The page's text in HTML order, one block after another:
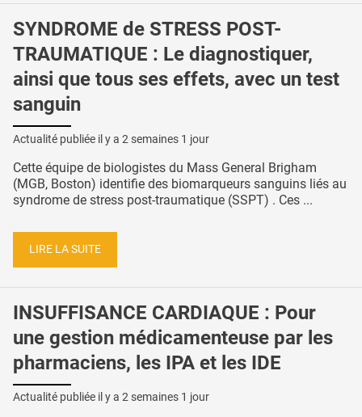
SYNDROME de STRESS POST-
TRAUMATIQUE : Le diagnostiquer,
ainsi que tous ses effets, avec un test
sanguin
Actualité publiée il y a 2 semaines 1 jour
Cette équipe de biologistes du Mass General Brigham
(MGB, Boston) identifie des biomarqueurs sanguins liés au
syndrome de stress post-traumatique (SSPT) . Ces ...
LIRE LA SUITE
INSUFFISANCE CARDIAQUE : Pour
une gestion médicamenteuse par les
pharmaciens, les IPA et les IDE
Actualité publiée il y a 2 semaines 1 jour